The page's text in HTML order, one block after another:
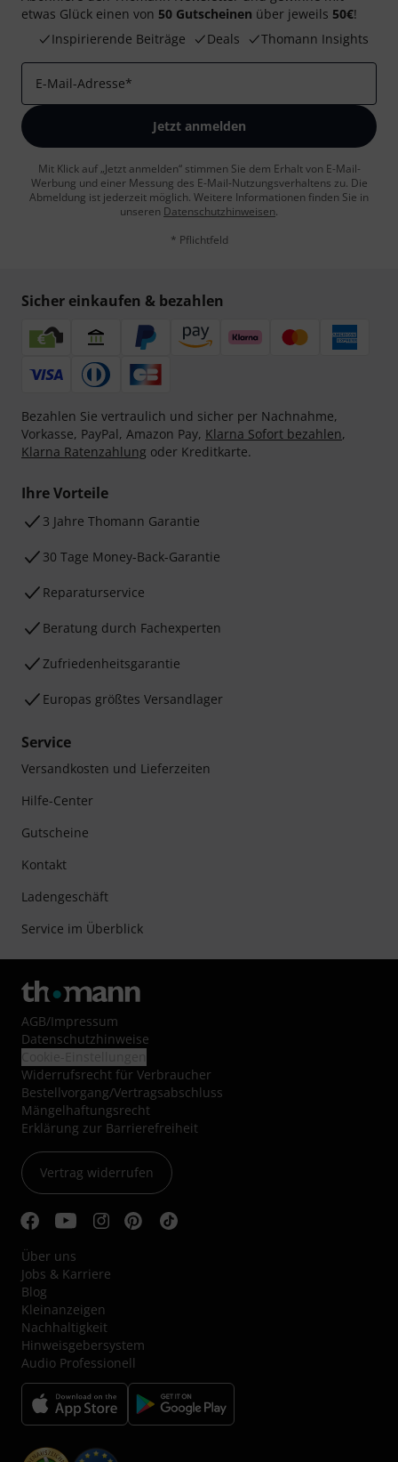
etwas Glück einen von 50 Gutscheinen über jeweils 50€!
Inspirierende Beiträge
Deals Thomann Insights
E-Mail-Adresse*
Jetzt anmelden
Mit Klick auf „Jetzt anmelden“ stimmen Sie dem Erhalt von E-Mail-
Werbung und einer Messung des E-Mail-Nutzungsverhaltens zu. Die
Abmeldung ist jederzeit möglich. Weitere Informationen finden Sie in
unseren Datenschutzhinweisen.
* Pflichtfeld
Sicher einkaufen & bezahlen
Bezahlen Sie vertraulich und sicher per Nachnahme,
Vorkasse, PayPal, Amazon Pay, Klarna Sofort bezahlen,
Klarna Ratenzahlung oder Kreditkarte.
Ihre Vorteile
3 Jahre Thomann Garantie
30 Tage Money-Back-Garantie
Reparaturservice
Beratung durch Fachexperten
Zufriedenheitsgarantie
Europas größtes Versandlager
Service
Versandkosten und Lieferzeiten
Hilfe-Center
Gutscheine
Kontakt
Ladengeschäft
Service im Überblick
AGB/Impressum
Datenschutzhinweise
Widerrufsrecht für Verbraucher
Bestellvorgang/Vertragsabschluss
Mängelhaftungsrecht
Erklärung zur Barrierefreiheit
Vertrag widerrufen
Über uns
Jobs & Karriere
Blog
Kleinanzeigen
Nachhaltigkeit
Hinweisgebersystem
Audio Professionell